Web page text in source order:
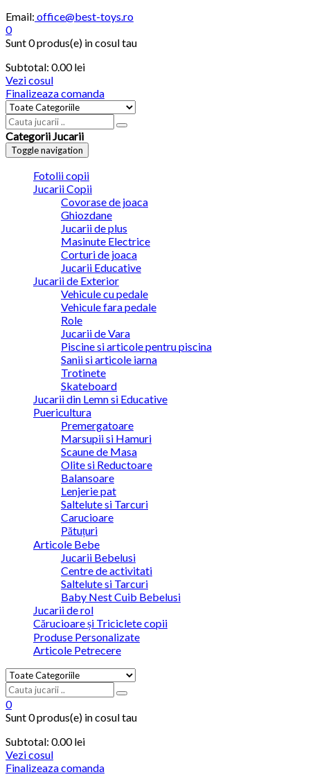
Email: office@best-toys.ro
0
Sunt0 produs(e) in cosul tau
Subtotal: 0.00lei
Vezi cosul
Finalizeaza comanda
Categorii Jucarii
Toggle navigation
Fotolii copii
Jucarii Copii
Covorase de joaca
Ghiozdane
Jucarii de plus
Masinute Electrice
Corturi de joaca
Jucarii Educative
Jucarii de Exterior
Vehicule cu pedale
Vehicule fara pedale
Role
Jucarii de Vara
Piscine si articole pentru piscina
Sanii si articole iarna
Trotinete
Skateboard
Jucarii din Lemn si Educative
Puericultura
Premergatoare
Marsupii si Hamuri
Scaune de Masa
Olite si Reductoare
Balansoare
Lenjerie pat
Saltelute si Tarcuri
Carucioare
Pătuțuri
Articole Bebe
Jucarii Bebelusi
Centre de activitati
Saltelute si Tarcuri
Baby Nest Cuib Bebelusi
Jucarii de rol
Cărucioare și Triciclete copii
Produse Personalizate
Articole Petrecere
0
Sunt0 produs(e) in cosul tau
Subtotal: 0.00lei
Vezi cosul
Finalizeaza comanda